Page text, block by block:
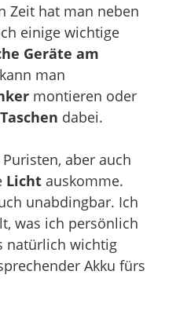
Zeit hat man neben
einige wichtige
Geräte am
man
montieren oder
Taschen dabei.
aber auch
Licht auskomme.
unabdingbar. Ich
was ich persönlich
natürlich wichtig
Akku fürs